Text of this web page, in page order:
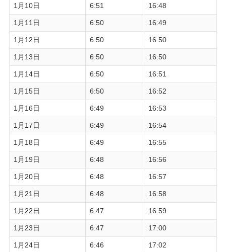
1月10日 6:51 16:48
1月11日 6:50 16:49
1月12日 6:50 16:50
1月13日 6:50 16:50
1月14日 6:50 16:51
1月15日 6:50 16:52
1月16日 6:49 16:53
1月17日 6:49 16:54
1月18日 6:49 16:55
1月19日 6:48 16:56
1月20日 6:48 16:57
1月21日 6:48 16:58
1月22日 6:47 16:59
1月23日 6:47 17:00
1月24日 6:46 17:02